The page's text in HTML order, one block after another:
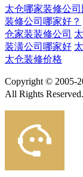
太仓哪家装修公司
装修公司哪家好？
仓家装装修公司
装潢公司哪家好
太仓装修价格
Copyright © 2005-
All Rights